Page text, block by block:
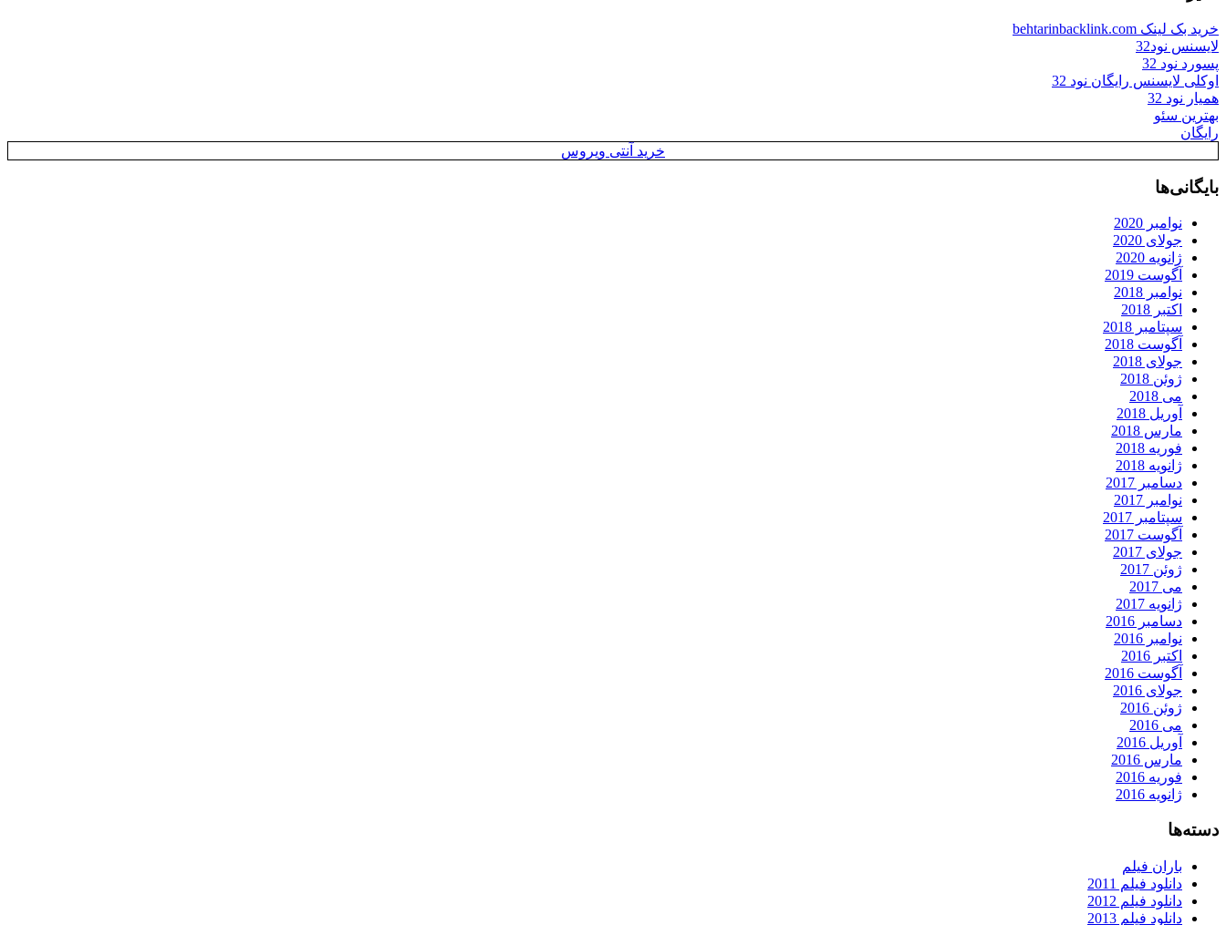
خرید بک لینک behtarinbacklink.com
لایسنس نود32
پسورد نود 32
اوکلی لایسنس رایگان نود 32
همیار نود 32
بهترین سئو
رایگان
خرید آنتی ویروس
بایگانی‌ها
نوامبر 2020
جولای 2020
ژانویه 2020
آگوست 2019
نوامبر 2018
اکتبر 2018
سپتامبر 2018
آگوست 2018
جولای 2018
ژوئن 2018
می 2018
آوریل 2018
مارس 2018
فوریه 2018
ژانویه 2018
دسامبر 2017
نوامبر 2017
سپتامبر 2017
آگوست 2017
جولای 2017
ژوئن 2017
می 2017
ژانویه 2017
دسامبر 2016
نوامبر 2016
اکتبر 2016
آگوست 2016
جولای 2016
ژوئن 2016
می 2016
آوریل 2016
مارس 2016
فوریه 2016
ژانویه 2016
دسته‌ها
باران فیلم
دانلود فیلم 2011
دانلود فیلم 2012
دانلود فیلم 2013